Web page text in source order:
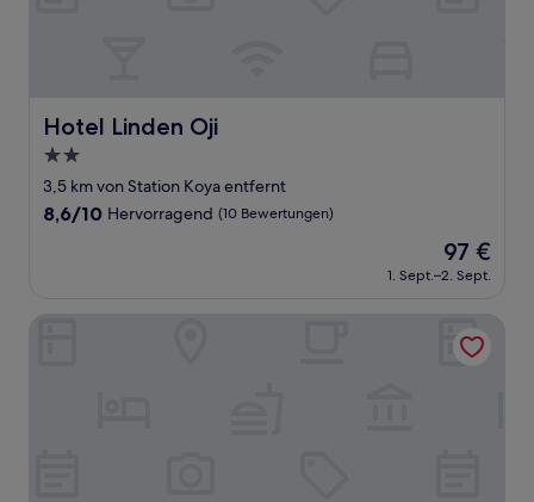
Hotel Linden Oji
Hotel Linden Oji
2.0-
Sterne-
Unterkunft
3,5 km von Station Koya entfernt
8.6
Bewertungen)
8,6/10 Hervorragend (10 Bewertungen)
Der
Preis
beträgt
97 €
1. Sept.–2. Sept.